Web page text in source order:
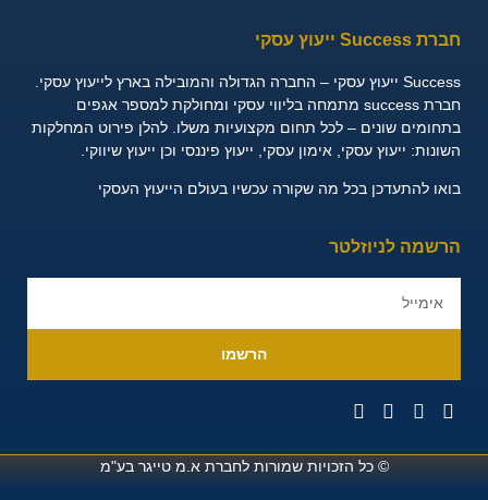
חברת Success ייעוץ עסקי
Success ייעוץ עסקי – החברה הגדולה והמובילה בארץ לייעוץ עסקי.
חברת success מתמחה בליווי עסקי ומחולקת למספר אגפים
בתחומים שונים – לכל תחום מקצועיות משלו. להלן פירוט המחלקות
השונות: ייעוץ עסקי, אימון עסקי, ייעוץ פיננסי וכן ייעוץ שיווקי.
בואו להתעדכן בכל מה שקורה עכשיו בעולם הייעוץ העסקי
הרשמה לניוזלטר
הרשמו
© כל הזכויות שמורות לחברת א.מ טייגר בע"מ